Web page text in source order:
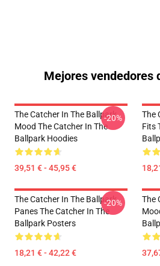
Mejores vendedores
The Catcher In The Ballpark
Mood The Catcher In The
Ballpark Hoodies
39,51 € - 45,95 €
-20%
The
Fits
The Catcher In The Ballpark
Panes The Catcher In The
Ballpark Posters
18,21 € - 42,22 €
-20%
The